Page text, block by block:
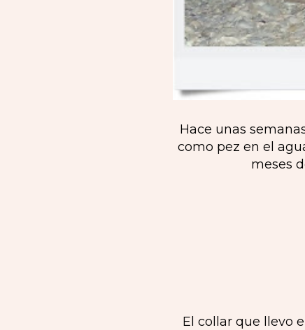
Hace unas
como pez en el
meses
El collar que llevo